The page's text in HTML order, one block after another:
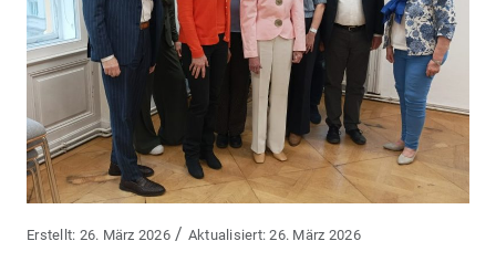
26. März 2026 / 26. März 2026